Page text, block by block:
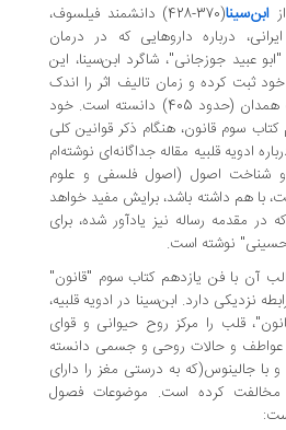
ابن‌سینا
(370-428) دانشمند فیلسوف،
درباره داروهایی که در درمان
عبید جوزجانی"، شاگرد ابن‌سینا، این
خود ثبت کرده و زمان تالیف اثر را اندک
ابن‌سینا به همدان (حدود 405) دانسته است. خود
کتاب سوم قانون، هنگام ذکر قوانین کلی
ادویه قلبیه مقاله جداگانه‌ای نوشته‌ام
شناخت اصول (اصول فلسفی و علوم
با هم داشته باشد، برایش مفید خواهد
در مقدمه رساله نیز یادآور شده، برای
نوشته است.
آن با فن یازدهم کتاب سوم "قانون"
نزدیکی دارد. ابن‌سینا در ادویه قلبیه،
قلب را مرکز روح حیوانی و قوای
عواطف و حالات روحی و جسمی دانسته
با جالینوس(که به درستی مغز را دارای
کرده است. موضوعات فصول